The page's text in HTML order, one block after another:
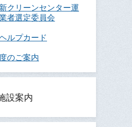
クリーンセンター運
者選定委員会
ルプカード
のご案内
設案内